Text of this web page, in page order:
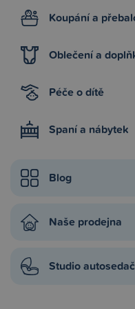
Koupání a
Oblečení a
Péče o dítě
Spaní a nábytek
Blog
Naše prodejna
Studio